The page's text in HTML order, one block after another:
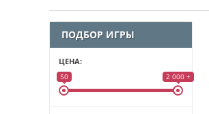
ПОДБОР ИГРЫ
ЦЕНА:
50 2 000 +